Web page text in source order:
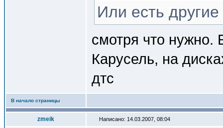
Или есть
смотря что нужно.
Карусель, на
дтс
В начало страницы
zmeik Написано: 14.03.2007, 08:04